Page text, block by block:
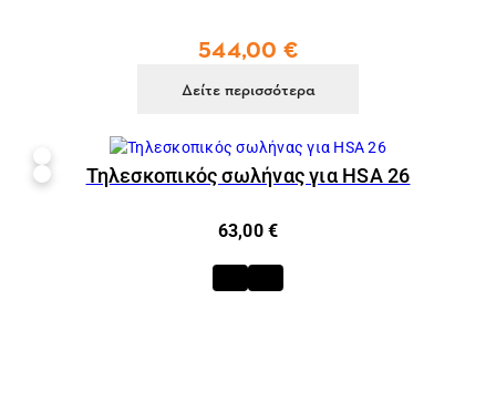
544,00 €
Δείτε περισσότερα
Τηλεσκοπικός σωλήνας για HSA 26
63,00 €